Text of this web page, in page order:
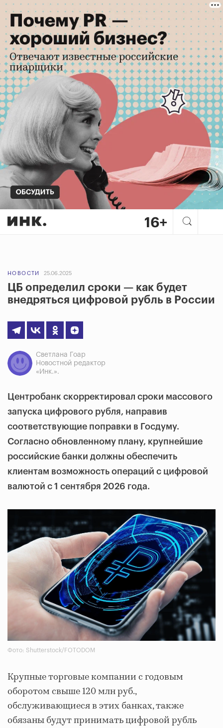
НОВОСТИ 25.06.2025
ЦБ определил сроки — как будет
внедряться цифровой рубль в России
Светлана Гоар
Новостной редактор
«Инк.».
Центробанк скорректировал сроки массового
запуска цифрового рубля, направив
соответствующие поправки в Госдуму.
Согласно обновленному плану, крупнейшие
российские банки должны обеспечить
клиентам возможность операций с цифровой
валютой с 1 сентября 2026 года.
Фото: Shutterstock/FOTODOM
Крупные торговые компании с годовым
оборотом свыше 120 млн руб.,
обслуживающиеся в этих банках, также
обязаны будут принимать цифровой рубль